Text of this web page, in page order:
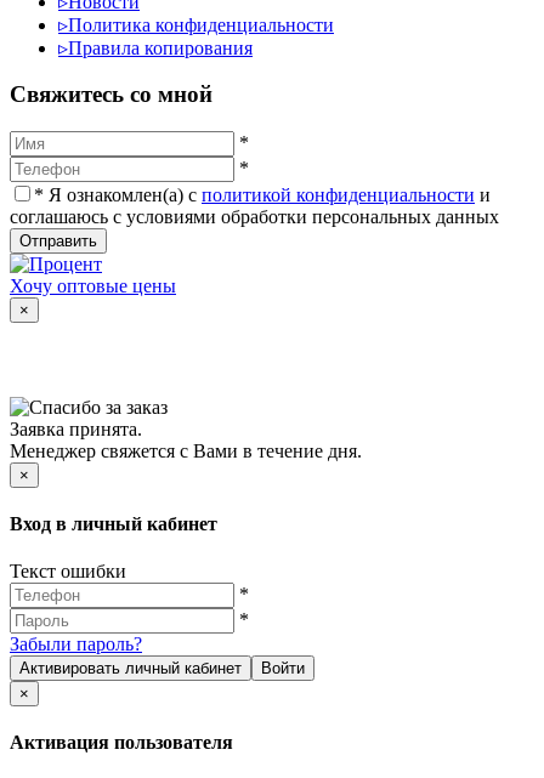
▹Политика конфиденциальности
▹Правила копирования
Cвяжитесь со мной
*
*
* Я ознакомлен(а) с политикой конфиденциальности и
соглашаюсь с условиями обработки персональных данных
Отправить
Хочу оптовые цены
×
Заявка принята.
Менеджер свяжется с Вами в течение дня.
×
Вход в личный кабинет
Текст ошибки
*
*
Забыли пароль?
Активировать личный кабинет
Войти
×
Активация пользователя